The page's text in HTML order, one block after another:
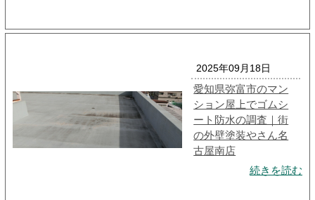
2025年09月18日
愛知県弥富市のマン
ション屋上でゴムシ
ート防水の調査｜街
の外壁塗装やさん名
古屋南店
続きを読む